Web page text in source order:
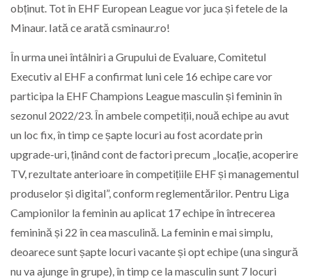
obținut. Tot în EHF European League vor juca și fetele de la
Minaur. Iată ce arată csminaur.ro!
În urma unei întâlniri a Grupului de Evaluare, Comitetul
Executiv al EHF a confirmat luni cele 16 echipe care vor
participa la EHF Champions League masculin și feminin în
sezonul 2022/23. În ambele competiții, nouă echipe au avut
un loc fix, în timp ce șapte locuri au fost acordate prin
upgrade-uri, ținând cont de factori precum „locație, acoperire
TV, rezultate anterioare în competițiile EHF și managementul
produselor și digital”, conform reglementărilor. Pentru Liga
Campionilor la feminin au aplicat 17 echipe în întrecerea
feminină și 22 în cea masculină. La feminin e mai simplu,
deoarece sunt șapte locuri vacante și opt echipe (una singură
nu va ajunge în grupe), în timp ce la masculin sunt 7 locuri